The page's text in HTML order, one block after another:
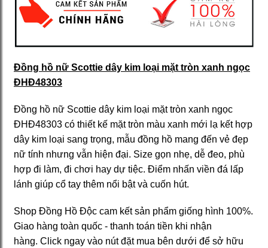
Đồng hồ nữ Scottie dây kim loại mặt tròn xanh ngọc
ĐHĐ48303
Đồng hồ nữ Scottie dây kim loại mặt tròn xanh ngọc
ĐHĐ48303 có thiết kế mặt tròn màu xanh mới lạ kết hợp
dây kim loại sang trọng, mẫu đồng hồ mang đến vẻ đẹp
nữ tính nhưng vẫn hiện đại. Size gọn nhẹ, dễ đeo, phù
hợp đi làm, đi chơi hay dự tiệc. Điểm nhấn viền đá lấp
lánh giúp cổ tay thêm nổi bật và cuốn hút.
Shop Đồng Hồ Độc cam kết sản phẩm giống hình 100%.
Giao hàng toàn quốc - thanh toán tiền khi nhận
hàng. Click ngay vào nút đặt mua bên dưới để sở hữu